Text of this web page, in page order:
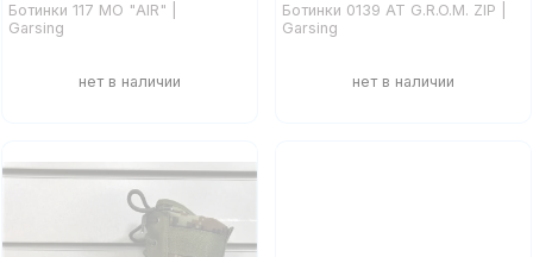
Ботинки 117 МО "AIR" |
Garsing
Ботинки 0139 АТ G.R.O.M. ZIP |
Garsing